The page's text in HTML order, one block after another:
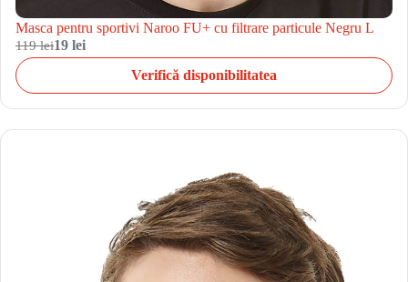
Masca pentru sportivi Naroo FU+ cu filtrare particule Negru L
119 lei19 lei
Verifică disponibilitatea